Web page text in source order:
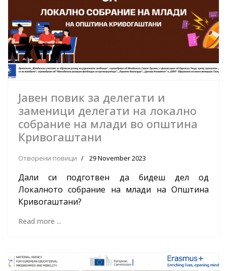
Јавен повик за делегати и
заменици делегати на локално
собрание на млади во општина
Кривогаштани
Отворени повици 29 November 2023
Дали си подготвен да бидеш дел од
Локалното собрание на млади на Општина
Кривогаштани?
Read more ...